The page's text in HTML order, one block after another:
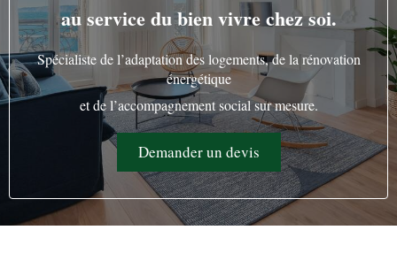
au service du bien vivre chez soi.
Spécialiste de l’adaptation des logements, de la rénovation
énergétique
et de l’accompagnement social sur mesure.
Demander un devis